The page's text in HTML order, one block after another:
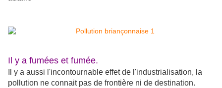
Il y a fumées et fumée.
Il y a aussi l'incontournable effet de l'industrialisation, la
pollution ne connait pas de frontière ni de destination.